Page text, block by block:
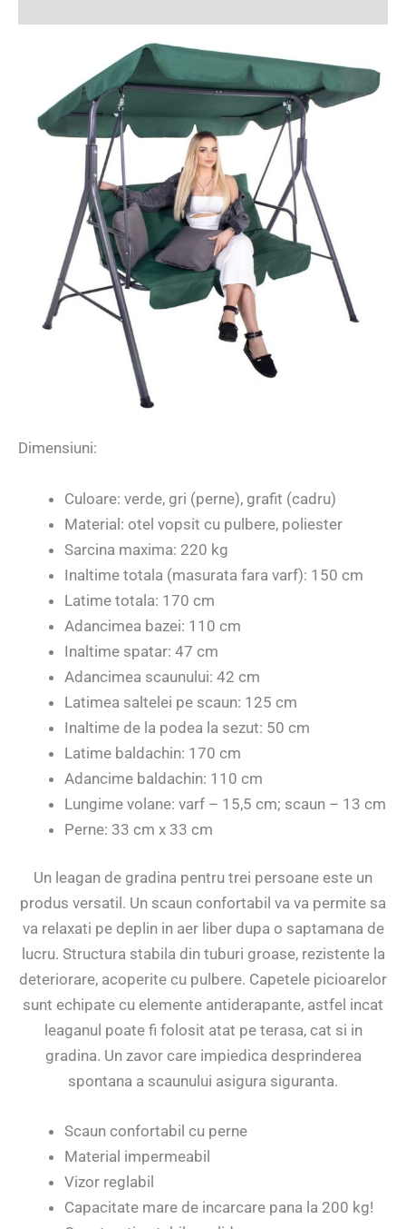
Dimensiuni:
Culoare: verde, gri (perne), grafit (cadru)
Material: otel vopsit cu pulbere, poliester
Sarcina maxima: 220 kg
Inaltime totala (masurata fara varf): 150 cm
Latime totala: 170 cm
Adancimea bazei: 110 cm
Inaltime spatar: 47 cm
Adancimea scaunului: 42 cm
Latimea saltelei pe scaun: 125 cm
Inaltime de la podea la sezut: 50 cm
Latime baldachin: 170 cm
Adancime baldachin: 110 cm
Lungime volane: varf – 15,5 cm; scaun – 13 cm
Perne: 33 cm x 33 cm
Un leagan de gradina pentru trei persoane este un
produs versatil. Un scaun confortabil va va permite sa
va relaxati pe deplin in aer liber dupa o saptamana de
lucru. Structura stabila din tuburi groase, rezistente la
deteriorare, acoperite cu pulbere. Capetele picioarelor
sunt echipate cu elemente antiderapante, astfel incat
leaganul poate fi folosit atat pe terasa, cat si in
gradina. Un zavor care impiedica desprinderea
spontana a scaunului asigura siguranta.
Scaun confortabil cu perne
Material impermeabil
Vizor reglabil
Capacitate mare de incarcare pana la 200 kg!